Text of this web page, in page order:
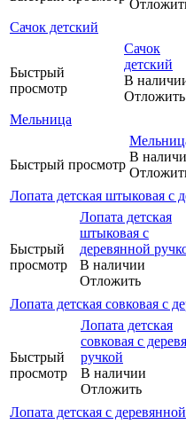
Сачок детский
Быстрый
просмотр
Сачок
детский
В
Отложить
Мельница
Быстрый просмотр
В
Лопата детская штыковая с
Быстрый
просмотр
Лопата детская
штыковая с
деревянной
В наличии
Отложить
Лопата детская совковая с
Быстрый
просмотр
Лопата детская
совковая с
ручкой
В наличии
Отложить
Лопата детская с